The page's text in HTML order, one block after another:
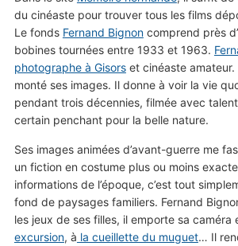
du cinéaste pour trouver tous les films
Le fonds Fernand Bignoncomprend près
bobines tournées entre 1933 et 1963.
photographe à Gisorset cinéaste amateur.
monté ses images. Il donne à voir la vie
pendant trois décennies, filmée avec
certain penchant pour la belle nature.
Ses images animées d’avant-guerre me
un fiction en costume plus ou moins
informations de l’époque, c’est tout
fond de paysages familiers. Fernand
les jeux de ses filles, il emporte sa caméra
excursion, à la cueillette du muguet… Il